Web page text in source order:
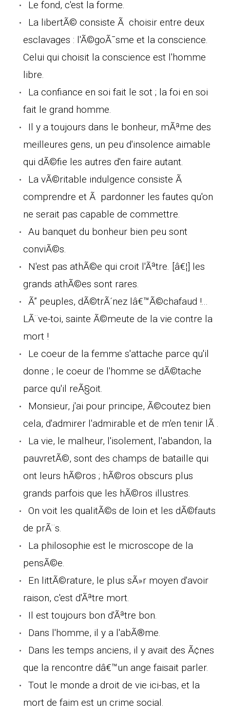
Le fond, c'est la forme.
La libertÃ© consiste Ã choisir entre deux
esclavages : l'Ã©goÃ¯sme et la conscience.
Celui qui choisit la conscience est l'homme
libre.
La confiance en soi fait le sot ; la foi en soi
fait le grand homme.
Il y a toujours dans le bonheur, mÃªme des
meilleures gens, un peu d'insolence aimable
qui dÃ©fie les autres d'en faire autant.
La vÃ©ritable indulgence consiste Ã
comprendre et Ã pardonner les fautes qu'on
ne serait pas capable de commettre.
Au banquet du bonheur bien peu sont
conviÃ©s.
N'est pas athÃ©e qui croit l'Ãªtre. [â€¦] les
grands athÃ©es sont rares.
Ã” peuples, dÃ©trÃ´nez lâ€™Ã©chafaud !...
LÃ¨ve-toi, sainte Ã©meute de la vie contre la
mort !
Le coeur de la femme s'attache parce qu'il
donne ; le coeur de l'homme se dÃ©tache
parce qu'il reÃ§oit.
Monsieur, j'ai pour principe, Ã©coutez bien
cela, d'admirer l'admirable et de m'en tenir lÃ .
La vie, le malheur, l'isolement, l'abandon, la
pauvretÃ©, sont des champs de bataille qui
ont leurs hÃ©ros ; hÃ©ros obscurs plus
grands parfois que les hÃ©ros illustres.
On voit les qualitÃ©s de loin et les dÃ©fauts
de prÃ¨s.
La philosophie est le microscope de la
pensÃ©e.
En littÃ©rature, le plus sÃ»r moyen d'avoir
raison, c'est d'Ãªtre mort.
Il est toujours bon d'Ãªtre bon.
Dans l'homme, il y a l'abÃ®me.
Dans les temps anciens, il y avait des Ã¢nes
que la rencontre dâ€™un ange faisait parler.
Tout le monde a droit de vie ici-bas, et la
mort de faim est un crime social.